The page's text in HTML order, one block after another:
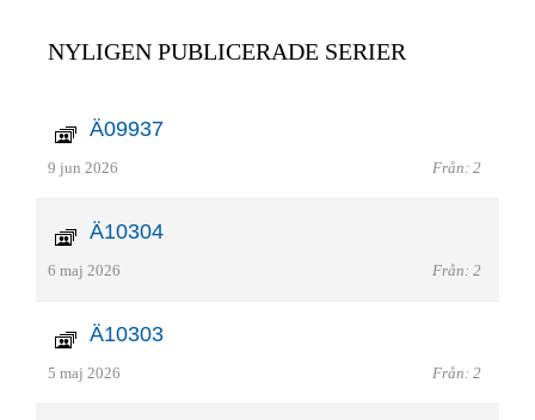
NYLIGEN PUBLICERADE SERIER
Ä09937
9 jun 2026 Från: 2
Ä10304
6 maj 2026 Från: 2
Ä10303
5 maj 2026 Från: 2